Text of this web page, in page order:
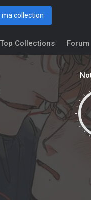
ma collection
Top Collections Forum